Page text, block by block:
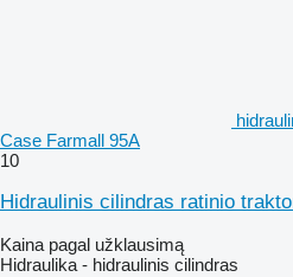
Case Farmall 95A
10
Hidraulinis cilindras ratinio
Kaina pagal užklausimą
Hidraulika - hidraulinis cilindras